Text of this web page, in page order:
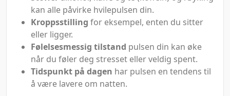
kan alle påvirke hvilepulsen din.
Kroppsstilling for eksempel, enten du sitter
eller ligger.
Følelsesmessig tilstand pulsen din kan øke
når du føler deg stresset eller veldig spent.
Tidspunkt på dagen har pulsen en tendens til
å være lavere om natten.